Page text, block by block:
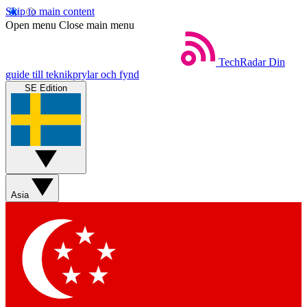
Skip to main content
Open menu Close main menu
TechRadar Din
guide till teknikprylar och fynd
SE Edition
Asia